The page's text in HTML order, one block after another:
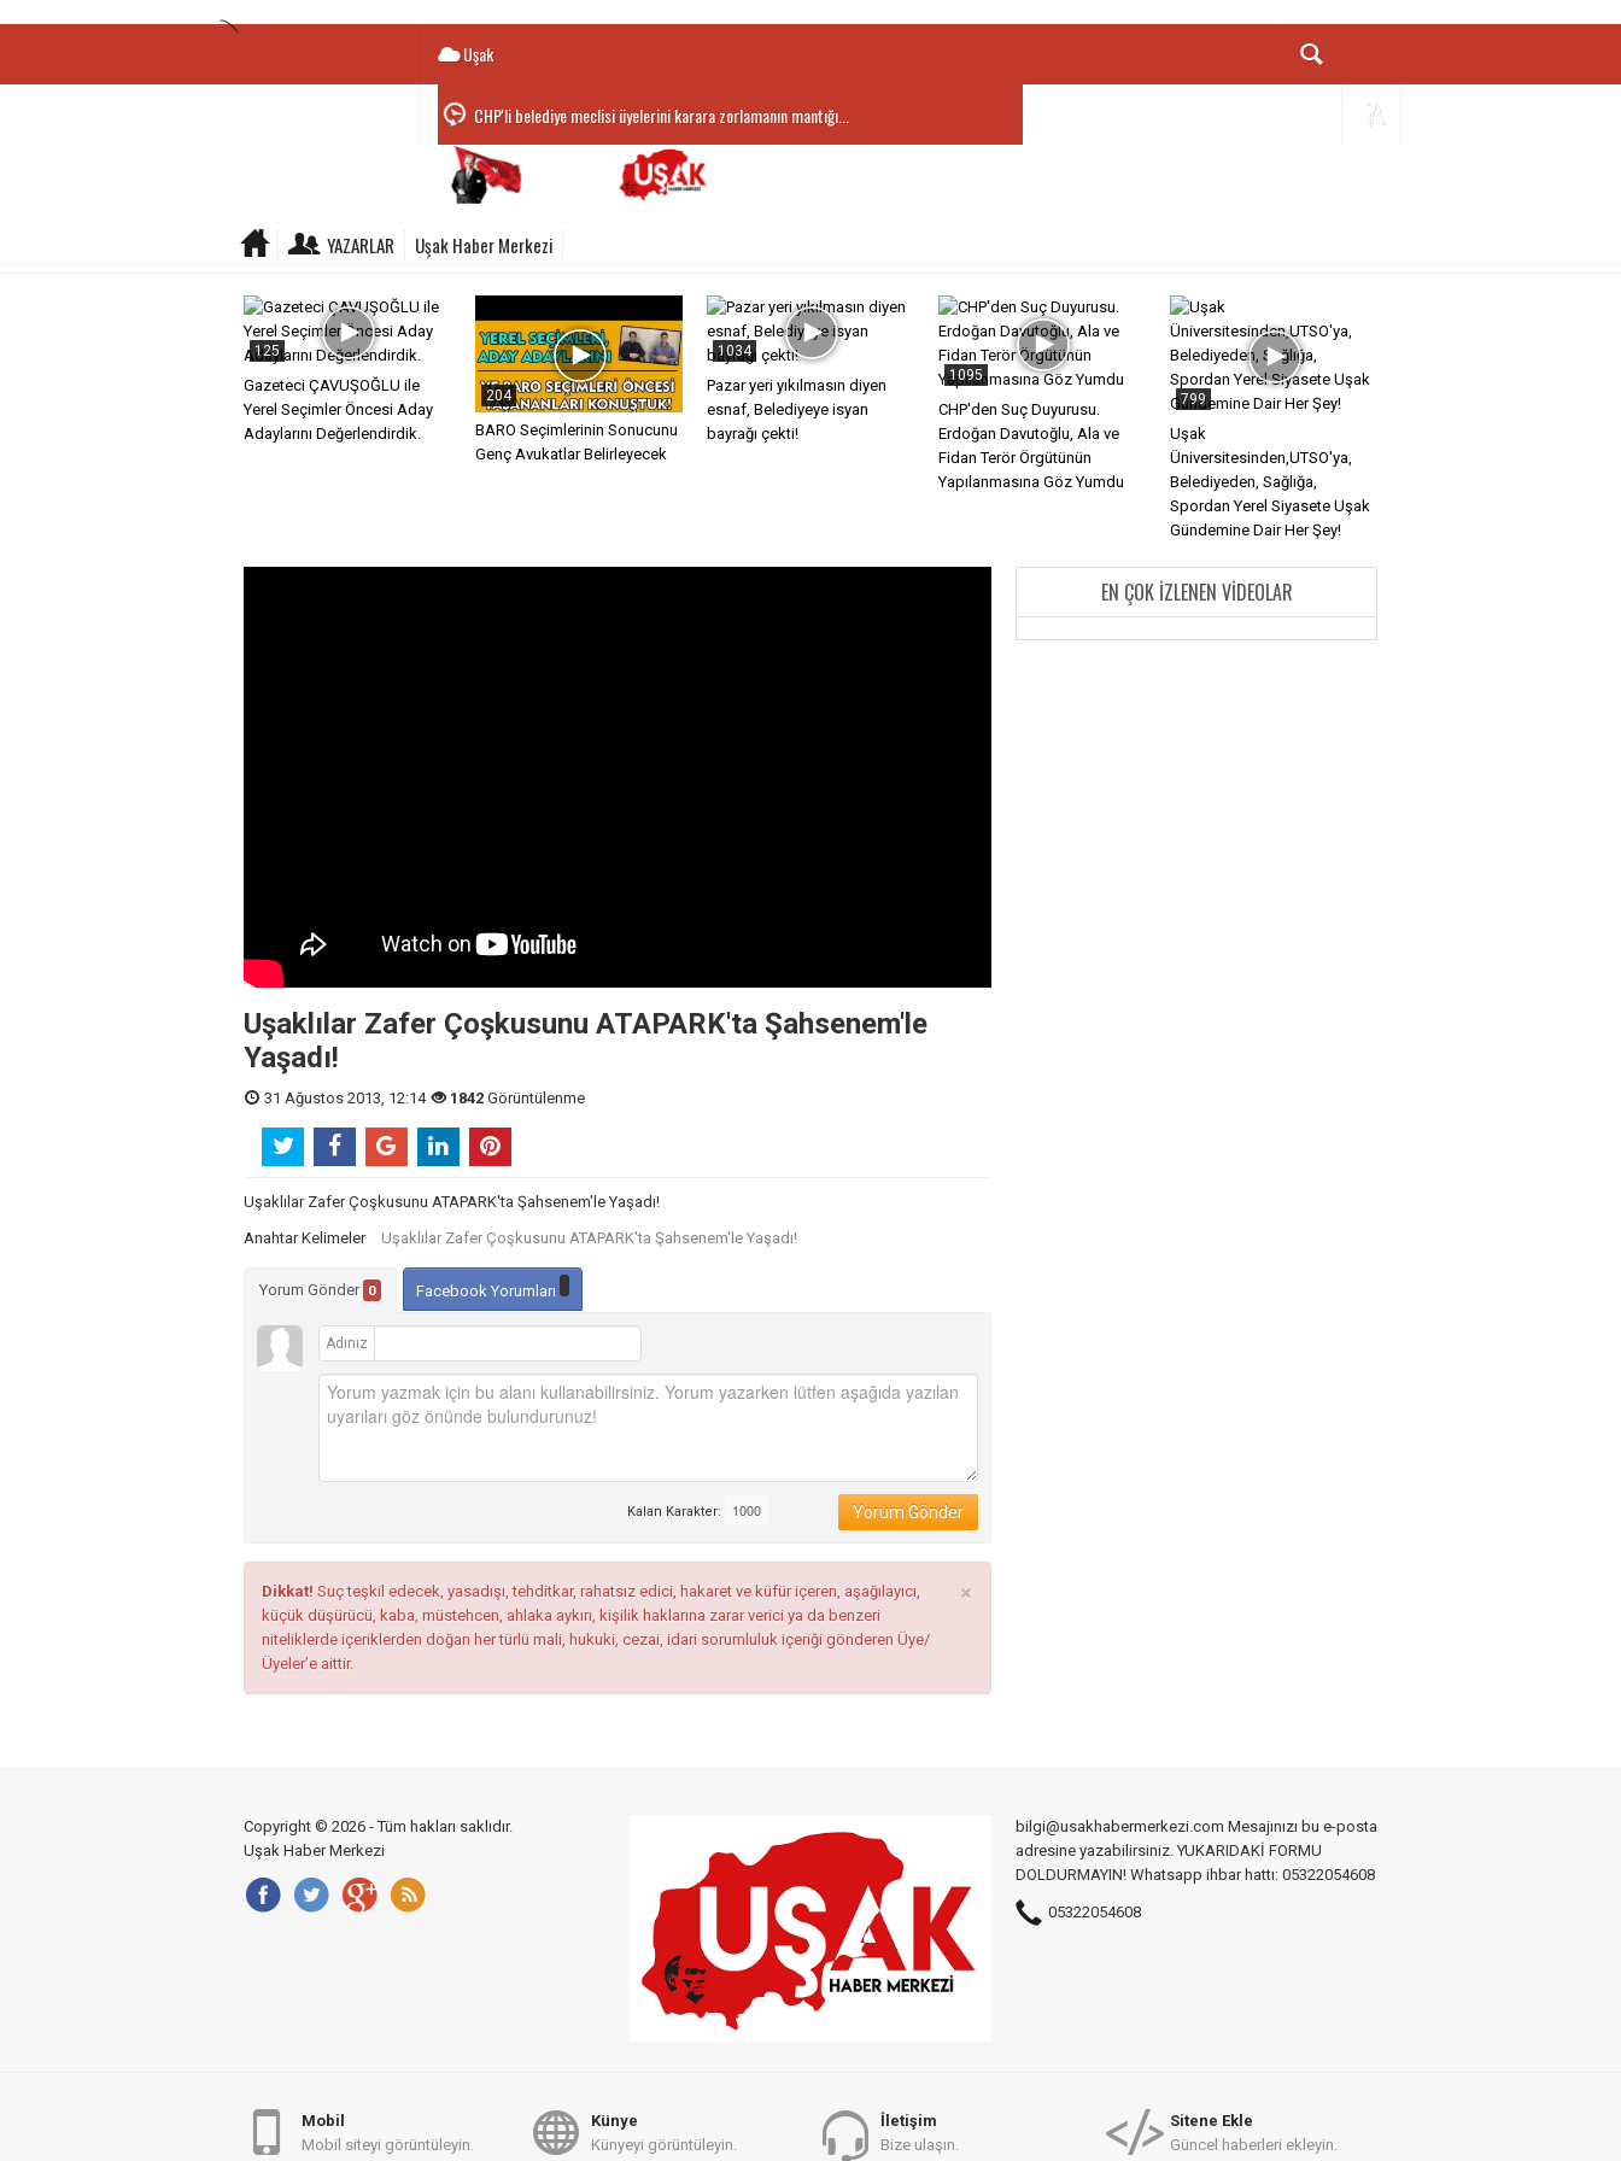
Uşak
CHP'li belediye meclisi üyelerini karara zorlamanın mantığı...
YAZARLAR Uşak Haber Merkezi
125
Gazeteci ÇAVUŞOĞLU ile
Yerel Seçimler Öncesi Aday
Adaylarını Değerlendirdik.
204
BARO Seçimlerinin Sonucunu
Genç Avukatlar Belirleyecek
1034
Pazar yeri yıkılmasın diyen
esnaf, Belediyeye isyan
bayrağı çekti!
1095
CHP'den Suç Duyurusu.
Erdoğan Davutoğlu, Ala ve
Fidan Terör Örgütünün
Yapılanmasına Göz Yumdu
799
Uşak
Üniversitesinden,UTSO'ya,
Belediyeden, Sağlığa,
Spordan Yerel Siyasete Uşak
Gündemine Dair Her Şey!
Uşaklılar Zafer Çoşkusunu ATAPARK'ta Şahsenem'le
Yaşadı!
31 Ağustos 2013, 12:14 1842 Görüntülenme
Uşaklılar Zafer Çoşkusunu ATAPARK'ta Şahsenem'le Yaşadı!
Anahtar Kelimeler
Uşaklılar Zafer Çoşkusunu ATAPARK'ta Şahsenem'le Yaşadı!
Yorum Gönder 0 Facebook Yorumları
Adınız
Yorum Gönder
Kalan Karakter:
×
Dikkat! Suç teşkil edecek, yasadışı, tehditkar, rahatsız edici, hakaret ve küfür içeren, aşağılayıcı,
küçük düşürücü, kaba, müstehcen, ahlaka aykırı, kişilik haklarına zarar verici ya da benzeri
niteliklerde içeriklerden doğan her türlü mali, hukuki, cezai, idari sorumluluk içeriği gönderen Üye/
Üyeler’e aittir.
EN ÇOK İZLENEN VIDEOLAR
Copyright © 2026 - Tüm hakları saklıdır.
Uşak Haber Merkezi
bilgi@usakhabermerkezi.com Mesajınızı bu e-posta
adresine yazabilirsiniz. YUKARIDAKİ FORMU
DOLDURMAYIN! Whatsapp ihbar hattı: 05322054608
05322054608
Mobil
Mobil siteyi görüntüleyin.
Künye
Künyeyi görüntüleyin.
İletişim
Bize ulaşın.
Sitene Ekle
Güncel haberleri ekleyin.